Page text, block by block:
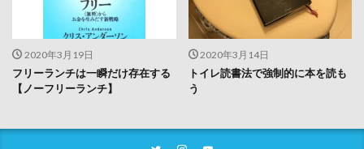
2020年3月19日
フリーランチは一瞬だけ存在する
【ノーフリーランチ】
2020年3月14日
トイレ読書法で強制的に本を読も
う